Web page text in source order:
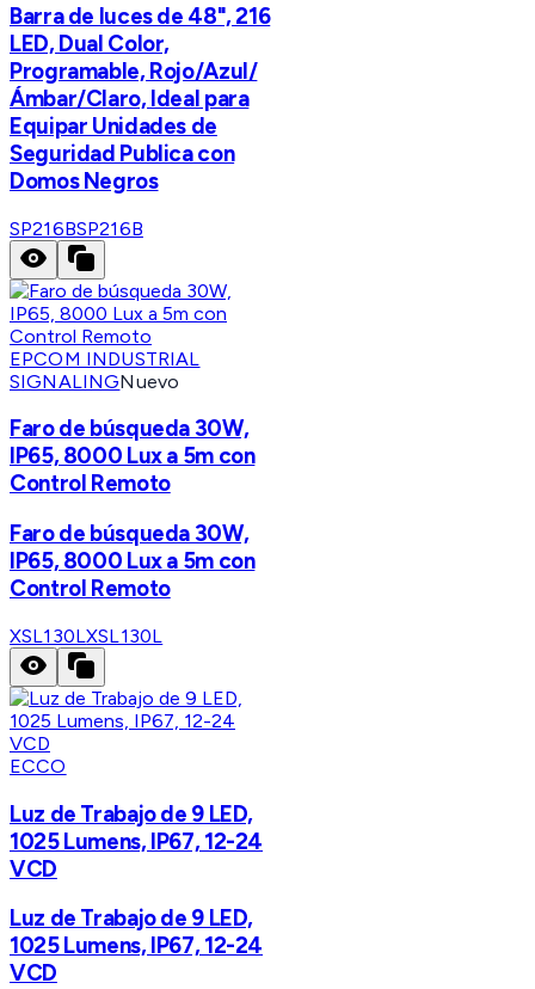
Barra de luces de 48", 216
LED, Dual Color,
Programable, Rojo/Azul/
Ámbar/Claro, Ideal para
Equipar Unidades de
Seguridad Publica con
Domos Negros
SP216BSP216B
EPCOM INDUSTRIAL
SIGNALINGNuevo
Faro de búsqueda 30W,
IP65, 8000 Lux a 5m con
Control Remoto
Faro de búsqueda 30W,
IP65, 8000 Lux a 5m con
Control Remoto
XSL130LXSL130L
ECCO
Luz de Trabajo de 9 LED,
1025 Lumens, IP67, 12-24
VCD
Luz de Trabajo de 9 LED,
1025 Lumens, IP67, 12-24
VCD